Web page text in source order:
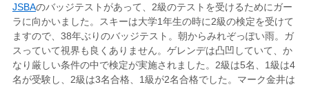
JSBAのバッジテストがあって、2級のテストを受けるためにガー
ラに向かいました。スキーは大学1年生の時に2級の検定を受けて
ますので、38年ぶりのバッジテスト。朝からみれぞっぽい雨。ガ
スっていて視界も良くありません。ゲレンデは凸凹していて、か
なり厳しい条件の中で検定が実施されました。2級は5名、1級は4
名が受験し、2級は3名合格、1級が2名合格でした。マーク金井は